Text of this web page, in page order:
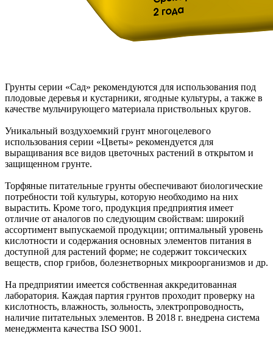
Грунты серии «Сад» рекомендуются для использования под
плодовые деревья и кустарники, ягодные культуры, а также в
качестве мульчирующего материала приствольных кругов.
Уникальный воздухоемкий грунт многоцелевого
использования серии «Цветы» рекомендуется для
выращивания все видов цветочных растений в открытом и
защищенном грунте.
Торфяные питательные грунты обеспечивают биологические
потребности той культуры, которую необходимо на них
вырастить. Кроме того, продукция предприятия имеет
отличие от аналогов по следующим свойствам: широкий
ассортимент выпускаемой продукции; оптимальный уровень
кислотности и содержания основных элементов питания в
доступной для растений форме; не содержит токсических
веществ, спор грибов, болезнетворных микроорганизмов и др.
На предприятии имеется собственная аккредитованная
лаборатория. Каждая партия грунтов проходит проверку на
кислотность, влажность, зольность, электропроводность,
наличие питательных элементов. В 2018 г. внедрена система
менеджмента качества ISO 9001.